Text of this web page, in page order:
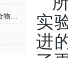
实
进